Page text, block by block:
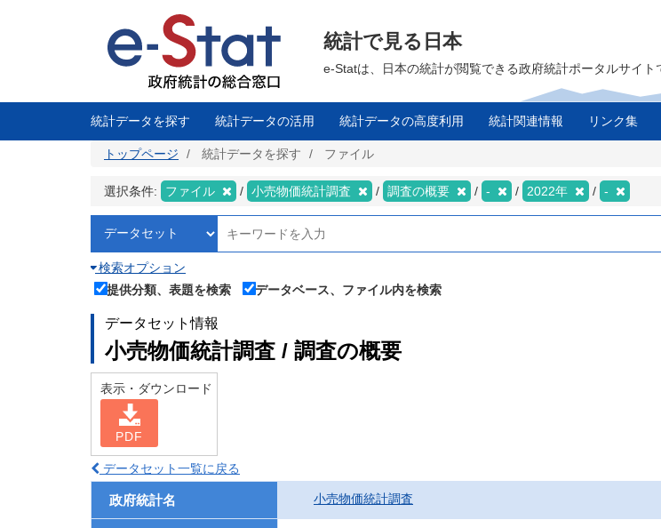
に
統計で見る日本
e-Statは、日本の統計が閲覧できる政府統計ポータルサイト
統計データを探す 統計データの活用 統計データの高度利用 統計関連情報 リンク集
トップページ 統計データを探す ファイル
選択条件: ファイル 小売物価統計調査 調査の概要 - 2022年 -
検索オプション
提供分類、表題を検索
データベース、ファイル内を検索
データセット情報
小売物価統計調査 / 調査の概要
表示・ダウンロード
PDF
データセット一覧に戻る
政府統計名 小売物価統計調査